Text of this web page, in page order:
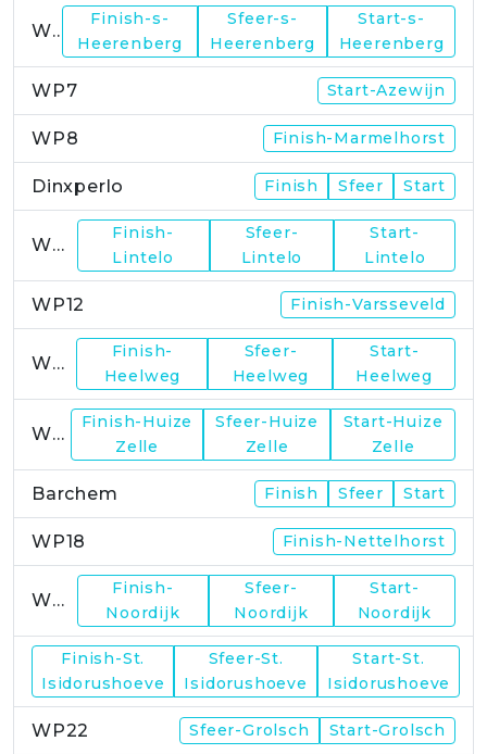
WP6
Finish-s-
Heerenberg
Sfeer-s-
Heerenberg
Start-s-
Heerenberg
WP7 Start-Azewijn
WP8 Finish-Marmelhorst
Dinxperlo Finish Sfeer Start
WP11
Finish-
Lintelo
Sfeer-
Lintelo
Start-
Lintelo
WP12 Finish-Varsseveld
WP13
Finish-
Heelweg
Sfeer-
Heelweg
Start-
Heelweg
WP15
Finish-Huize
Zelle
Sfeer-Huize
Zelle
Start-Huize
Zelle
Barchem Finish Sfeer Start
WP18 Finish-Nettelhorst
WP19
Finish-
Noordijk
Sfeer-
Noordijk
Start-
Noordijk
WP21
Finish-St.
Isidorushoeve
Sfeer-St.
Isidorushoeve
Start-St.
Isidorushoeve
WP22 Sfeer-Grolsch Start-Grolsch